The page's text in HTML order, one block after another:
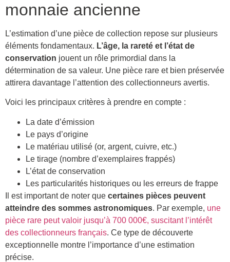
monnaie ancienne
L’estimation d’une pièce de collection repose sur plusieurs
éléments fondamentaux. L’âge, la rareté et l’état de
conservation jouent un rôle primordial dans la
détermination de sa valeur. Une pièce rare et bien préservée
attirera davantage l’attention des collectionneurs avertis.
Voici les principaux critères à prendre en compte :
La date d’émission
Le pays d’origine
Le matériau utilisé (or, argent, cuivre, etc.)
Le tirage (nombre d’exemplaires frappés)
L’état de conservation
Les particularités historiques ou les erreurs de frappe
Il est important de noter que certaines pièces peuvent
atteindre des sommes astronomiques. Par exemple, une
pièce rare peut valoir jusqu’à 700 000€, suscitant l’intérêt
des collectionneurs français. Ce type de découverte
exceptionnelle montre l’importance d’une estimation
précise.